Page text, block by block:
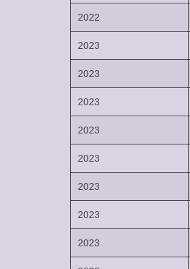
2022
2023
2023
2023
2023
2023
2023
2023
2023